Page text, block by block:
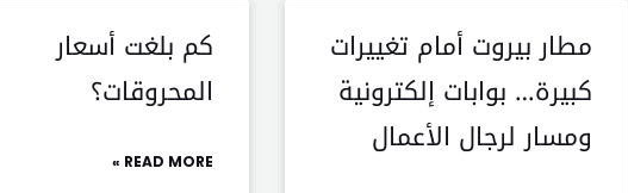
مطار بيروت أمام تغييرات
كبيرة… بوابات إلكترونية
ومسار لرجال الأعمال
كم بلغت أسعار
المحروقات؟
READ MORE »